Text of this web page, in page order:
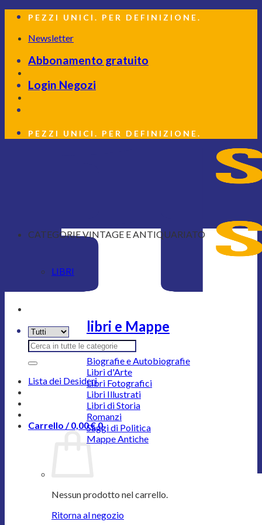
Salta
contenuti
PEZZI UNICI. PER DEFINIZIONE.
Newsletter
Abbonamento gratuito
Login Negozi
PEZZI UNICI. PER DEFINIZIONE.
Cerca:
Lista dei Desideri
Carrello /0,00€0
Nessun prodotto nel carrello.
Ritorna al negozio
CATEGORIE VINTAGE E ANTIQUARIATO
LIBRI
libri e Mappe
Biografie e Autobiografie
Libri d'Arte
Libri Fotografici
Libri Illustrati
Libri di Storia
Romanzi
Saggi di Politica
Mappe Antiche